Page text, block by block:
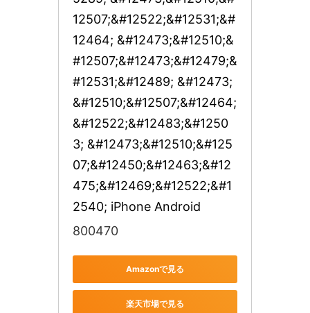
12507;&#12522;&#12531;&#
12464; &#12473;&#12510;&
#12507;&#12473;&#12479;&
#12531;&#12489; &#12473;
&#12510;&#12507;&#12464;
&#12522;&#12483;&#1250
3; &#12473;&#12510;&#125
07;&#12450;&#12463;&#12
475;&#12469;&#12522;&#1
2540; iPhone Android
800470
Amazonで見る
楽天市場で見る